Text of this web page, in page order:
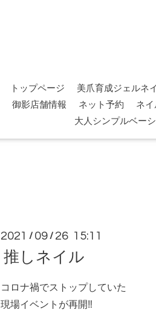
トップページ 美爪育成ジェルネ
御影店舗情報
ネット予約 ネ
大人シンプルベー
2021 / 09 / 26 15:11
推しネイル
コロナ禍でストップしていた
現場イベントが再開‼️